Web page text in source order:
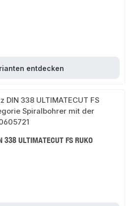
entdecken
ULTIMATECUT FS RUKO